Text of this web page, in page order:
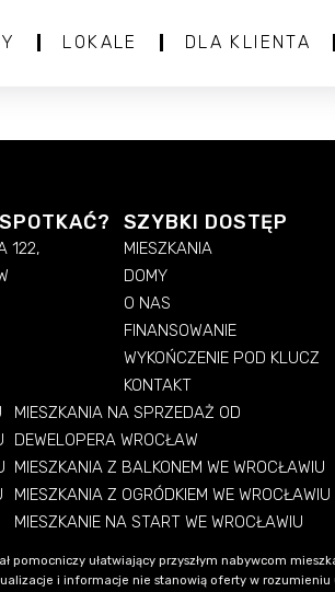
LOKALE DLA KLIENTA
122,
SZYBKI DOSTĘP
MIESZKANIA
DOMY
O NAS
FINANSOWANIE
WYKOŃCZENIE POD KLUCZ
KONTAKT
MIESZKANIA NA SPRZEDAŻ OD
DEWELOPERA WROCŁAW
MIESZKANIA Z BALKONEM WE WROCŁAWIU
MIESZKANIA Z OGRÓDKIEM WE WROCŁAWIU
MIESZKANIE NA START WE WROCŁAWIU
ułatwiający przyszłym nabywcom
i informacje nie stanowią oferty w rozumieniu